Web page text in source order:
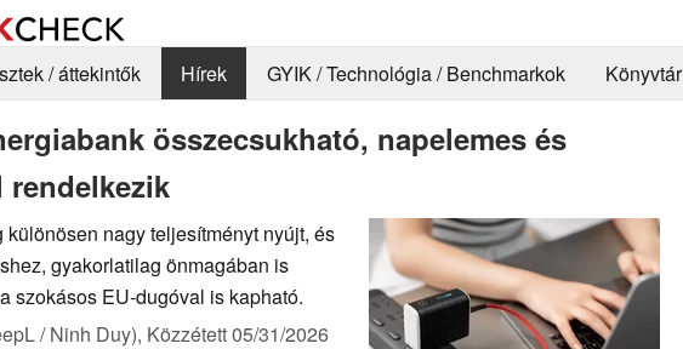
/ áttekintők Hírek GYIK / Technológia / Benchmarkok Könyvtár
összecsukható, napelemes és
nagy teljesítményt nyújt, és
gyakorlatilag önmagában is
szokásos EU-dugóval is kapható.
/ Ninh Duy), Közzétett05/31/2026